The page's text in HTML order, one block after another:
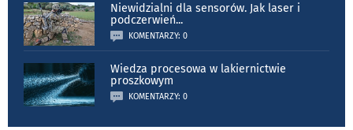
Niewidzialni dla sensorów. Jak laser i
podczerwień...
KOMENTARZY: 0
Wiedza procesowa w lakiernictwie
proszkowym
KOMENTARZY: 0